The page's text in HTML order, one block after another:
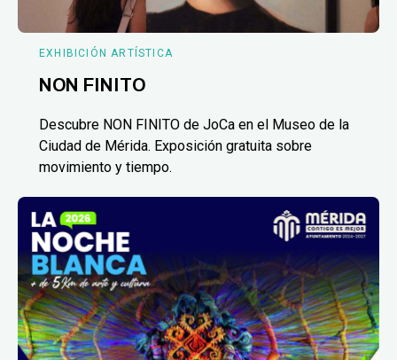
EXHIBICIÓN ARTÍSTICA
NON FINITO
Descubre NON FINITO de JoCa en el Museo de la
Ciudad de Mérida. Exposición gratuita sobre
movimiento y tiempo.